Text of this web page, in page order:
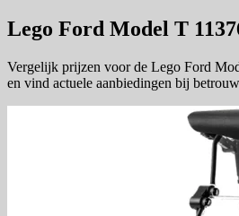
Lego Ford Model T
Vergelijk prijzen voor de Lego Ford
en vind actuele aanbiedingen bij